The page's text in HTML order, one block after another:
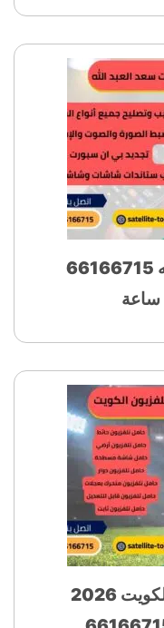
فني ستلايت سعد العبد الله 66166715
أفضل ستاندات تلفزيون الكويت 2026